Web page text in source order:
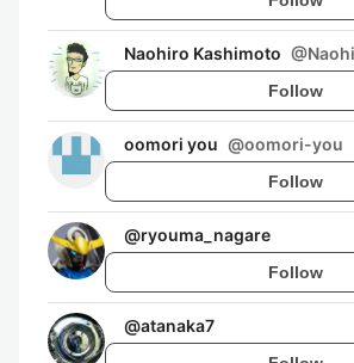
Naohiro Kashimoto @
Follow
oomori you @oomori-you
Follow
@ryouma_nagare
Follow
@atanaka7